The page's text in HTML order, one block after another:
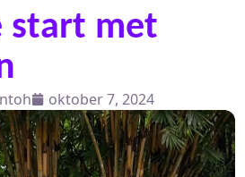
start met
oktober 7, 2024